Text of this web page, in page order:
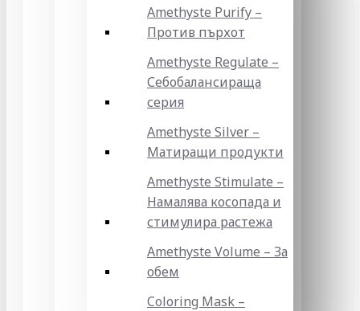
Amethyste Purify –
Против пърхот
Amethyste Regulate –
Себобалансираща
серия
Amethyste Silver –
Матиращи продукти
Amethyste Stimulate –
Намалява косопада и
стимулира растежа
Amethyste Volume – За
обем
Coloring Mask –